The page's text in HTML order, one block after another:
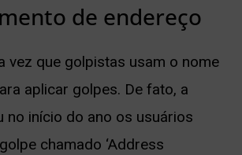
de endereço
vez que golpistas usam o nome
aplicar golpes. De fato, a
no início do ano os usuários
chamado ‘Address